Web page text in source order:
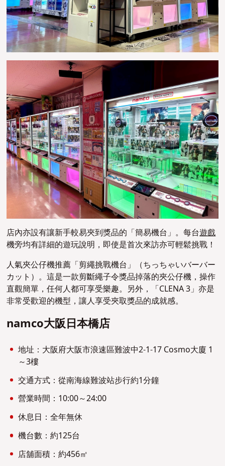
店內亦設有讓新手較易夾到獎品的「簡易機台」。每台遊戲
機旁均有詳細的遊玩說明，即使是首次來訪亦可輕鬆挑戰！
人氣夾公仔機推薦「剪繩挑戰機台」（ちっちゃいバーバー
カット）。這是一款剪斷繩子令獎品掉落的夾公仔機，操作
直觀簡單，任何人都可享受樂趣。另外，「CLENA 3」亦是
非常受歡迎的機型，讓人享受夾取獎品的成就感。
namco大阪日本橋店
地址：大阪府大阪市浪速區難波中2-1-17 Cosmo大廈 1
～3樓
交通方式：從南海線難波站步行約1分鐘
營業時間：10:00～24:00
休息日：全年無休
機台數：約125台
店舖面積：約456㎡